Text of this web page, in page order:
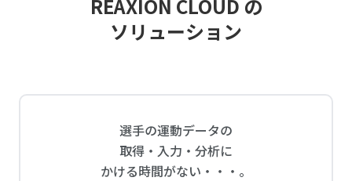
REAXION CLOUD の
ソリューション
選手の運動データの
取得・入力・分析に
かける時間がない・・・。